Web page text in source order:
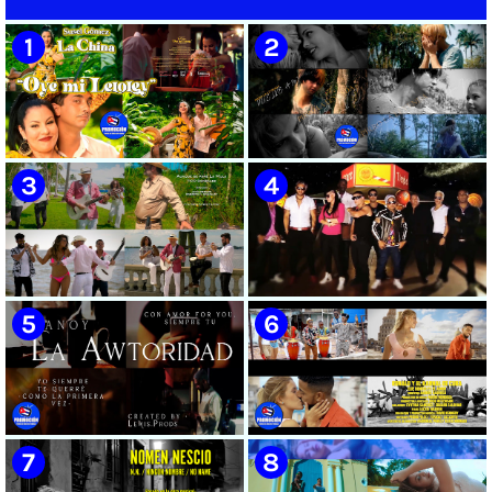
Ignacio Agramonte y Loynaz /
Director: Rigoberto López Pego
/ ICAIC 👉 CUBA 👌
🟡 Susel Gómez (La China) ||
¨Oye Mi Leloley¨ || Director:
Onelio Jesús Larralde González
|| Música popular bailable
cubana || Videoclip || CUBA
🟢 Pirro | ¨Vuelve a mi¨ |
Videoclip | Música Urbana
Cubana | Artistas Cubanos |
Canción | CUBA
🟡 Tico González - ¨Aunque se
pare la mula¨ - Videoclip -
Dirección: John Meriles -
Roberto C. González
🔴 Osmani García & Varios
Artistas | ¨Chupi Chupi¨ |
Director: Joel Guilian | Videoclip
| Música Urbana Cubana |
Artistas Cubanos | Canción |